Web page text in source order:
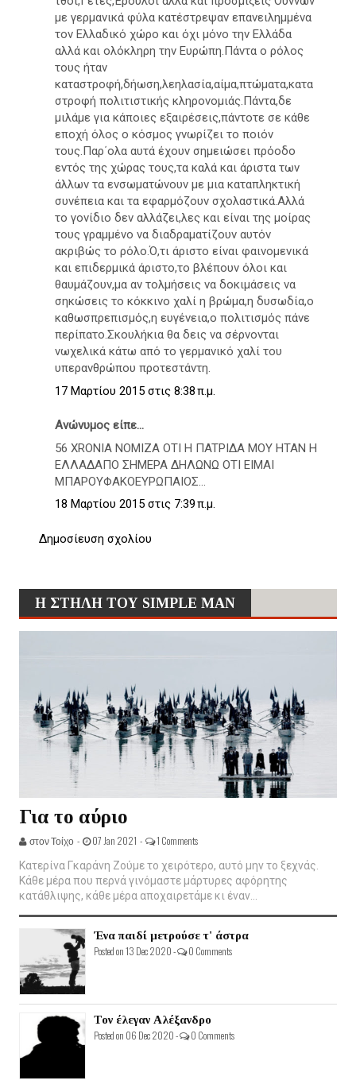
με γερμανικά φύλα κατέστρεψαν επανειλημμένα
τον Ελλαδικό χώρο και όχι μόνο την Ελλάδα
αλλά και ολόκληρη την Ευρώπη.Πάντα ο ρόλος
τους ήταν
καταστροφή,δήωση,λεηλασία,αίμα,πτώματα,κατα
στροφή πολιτιστικής κληρονομιάς.Πάντα,δε
μιλάμε για κάποιες εξαιρέσεις,πάντοτε σε κάθε
εποχή όλος ο κόσμος γνωρίζει το ποιόν
τους.Παρ΄ολα αυτά έχουν σημειώσει πρόοδο
εντός της χώρας τους,τα καλά και άριστα των
άλλων τα ενσωματώνουν με μια καταπληκτική
συνέπεια και τα εφαρμόζουν σχολαστικά.Αλλά
το γονίδιο δεν αλλάζει,λες και είναι της μοίρας
τους γραμμένο να διαδραματίζουν αυτόν
ακριβώς το ρόλο.Ό,τι άριστο είναι φαινομενικά
και επιδερμικά άριστο,το βλέπουν όλοι και
θαυμάζουν,μα αν τολμήσεις να δοκιμάσεις να
σηκώσεις το κόκκινο χαλί η βρώμα,η δυσωδία,ο
καθωσπρεπισμός,η ευγένεια,ο πολιτισμός πάνε
περίπατο.Σκουλήκια θα δεις να σέρνονται
νωχελικά κάτω από το γερμανικό χαλί του
υπερανθρώπου προτεστάντη.
17 Μαρτίου 2015 στις 8:38 π.μ.
Ανώνυμος είπε...
56 XRONIA NOMIZA OTI H ΠATΡIΔA MOY HTAN H
EΛΛAΔΑΠΟ ΣΗΜΕΡΑ ΔΗΛΩΝΩ ΟΤΙ ΕΙΜΑΙ
ΜΠΑΡΟΥΦΑΚΟΕΥΡΩΠΑΙΟΣ...
18 Μαρτίου 2015 στις 7:39 π.μ.
Δημοσίευση σχολίου
Η ΣΤΗΛΗ ΤΟΥ SIMPLE MAN
Για το αύριο
στον Τοίχο - 07 Jan 2021 - 1 Comments
Κατερίνα Γκαράνη Ζούμε το χειρότερο, αυτό μην το ξεχνάς.
Κάθε μέρα που περνά γινόμαστε μάρτυρες αφόρητης
κατάθλιψης, κάθε μέρα αποχαιρετάμε κι έναν...
Ένα παιδί μετρούσε τ' άστρα
Posted on 13 Dec 2020 - 0 Comments
Τον έλεγαν Αλέξανδρο
Posted on 06 Dec 2020 - 0 Comments